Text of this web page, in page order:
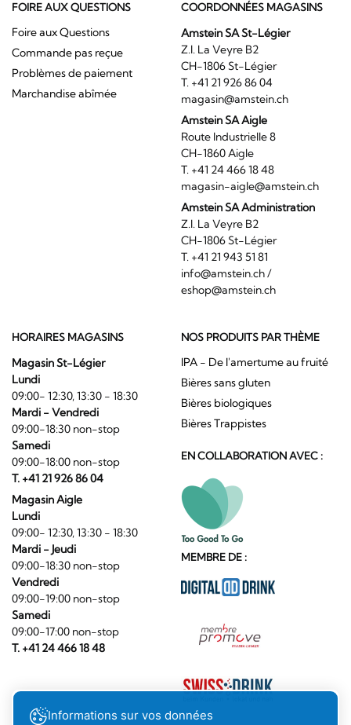
FOIRE AUX QUESTIONS
Foire aux Questions
Commande pas reçue
Problèmes de paiement
Marchandise abîmée
COORDONNÉES MAGASINS
Amstein SA St-Légier
Z.I. La Veyre B2
CH-1806 St-Légier
T. +41 21 926 86 04
magasin@amstein.ch
Amstein SA Aigle
Route Industrielle 8
CH-1860 Aigle
T. +41 24 466 18 48
magasin-aigle@amstein.ch
Amstein SA Administration
Z.I. La Veyre B2
CH-1806 St-Légier
T. +41 21 943 51 81
info@amstein.ch/
eshop@amstein.ch
HORAIRES MAGASINS
Magasin St-Légier
Lundi
09:00- 12:30, 13:30 - 18:30
Mardi - Vendredi
09:00-18:30 non-stop
Samedi
09:00-18:00 non-stop
T. +41 21 926 86 04
Magasin Aigle
Lundi
09:00- 12:30, 13:30 - 18:30
Mardi - Jeudi
09:00-18:30 non-stop
Vendredi
09:00-19:00 non-stop
Samedi
09:00-17:00 non-stop
T. +41 24 466 18 48
NOS PRODUITS PAR THÈME
IPA - De l'amertume au fruité
Bières sans gluten
Bières biologiques
Bières Trappistes
EN COLLABORATION AVEC :
MEMBRE DE :
Informations sur vos données